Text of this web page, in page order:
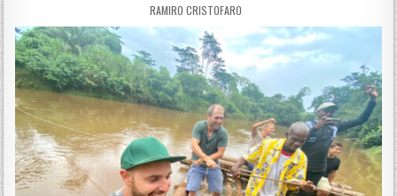
AUTHOR:
RAMIRO CRISTOFARO